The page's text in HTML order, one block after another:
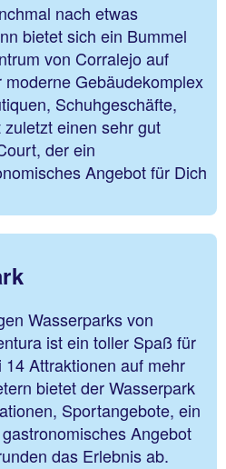
nach etwas
bietet sich ein Bummel
von Corralejo auf
Gebäudekomplex
Schuhgeschäfte,
einen sehr gut
der ein
Angebot für Dich
Wasserparks von
ist ein toller Spaß für
Attraktionen auf mehr
bietet der Wasserpark
Sportangebote, ein
Angebot
das Erlebnis ab.